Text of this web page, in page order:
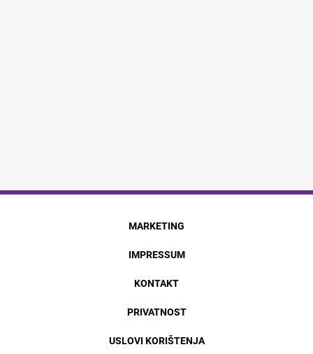
MARKETING
IMPRESSUM
KONTAKT
PRIVATNOST
USLOVI KORIŠTENJA